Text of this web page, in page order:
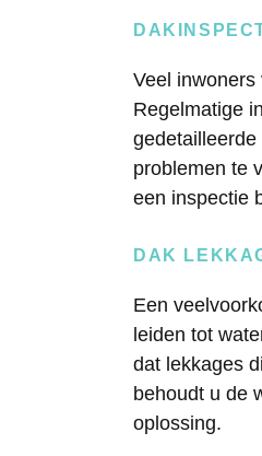
Veel
Regelmatige
problemen te
een inspectie
DAK
Een
leiden tot
dat lekkages
behoudt u de
oplossing.